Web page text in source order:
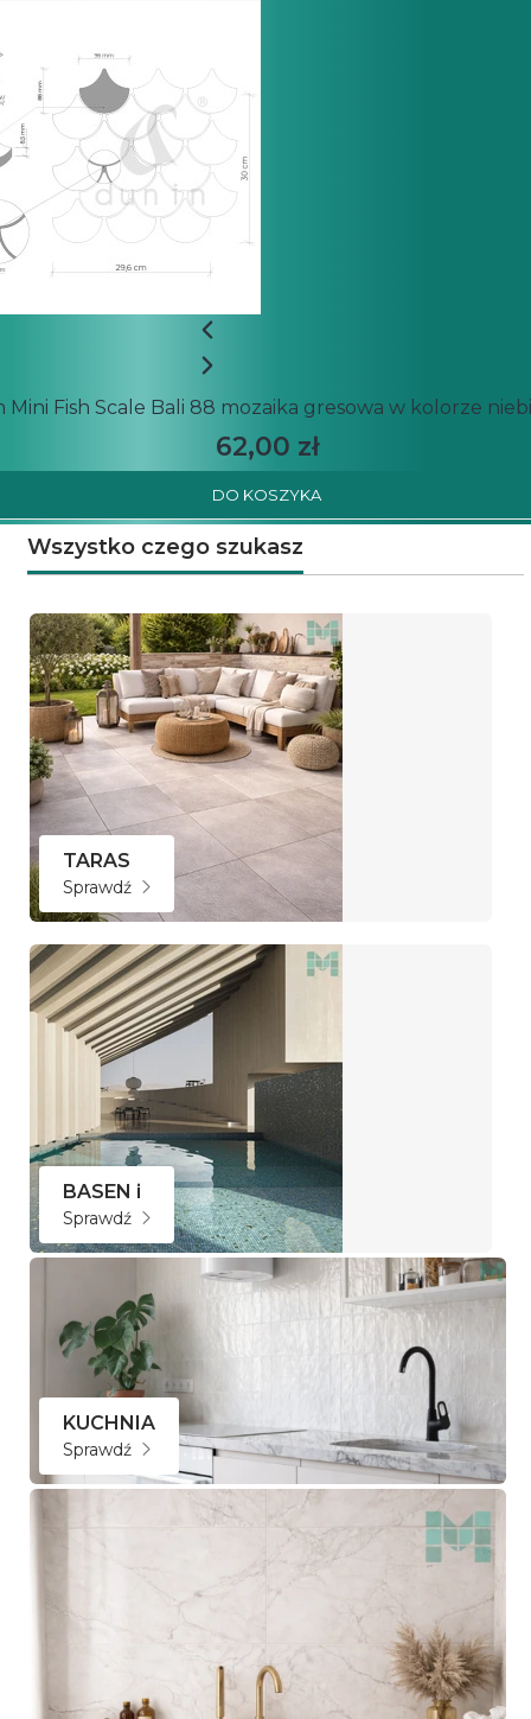
Mini Fish Scale Bali 88 mozaika gresowa w kolorze
62,00 zł
DO KOSZYKA
Wszystko czego szukasz
TARAS
Sprawdź
BASEN i
Sprawdź
KUCHNIA
Sprawdź